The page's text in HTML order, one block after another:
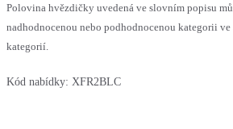
Polovina hvězdičky uvedená ve slovním popisu
nadhodnocenou nebo podhodnocenou kategorii
kategorií.
Kód nabídky: XFR2BLC